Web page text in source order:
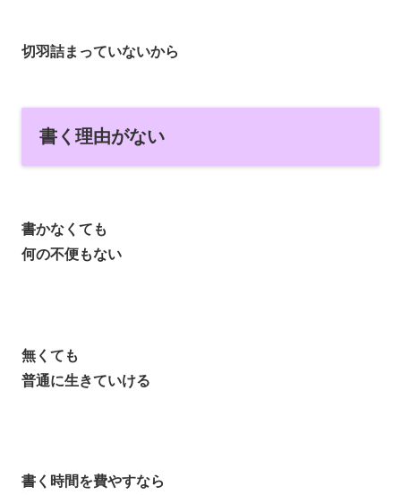
切羽詰まっていないから
書く理由がない
書かなくても
何の不便もない
無くても
普通に生きていける
書く時間を費やすなら